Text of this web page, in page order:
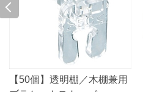
【50個】透明棚／木棚兼用